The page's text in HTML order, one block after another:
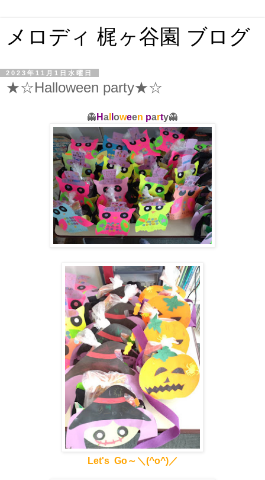
メロディ 梶ヶ谷園 ブログ
2023年11月1日水曜日
★☆Halloween party★☆
👻 Ha oween party👻
Let's Go～＼(^o^)／